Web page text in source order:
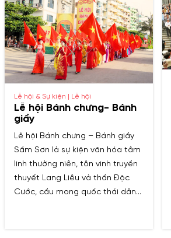
Lễ hội & Sự kiện | Lễ hội
Lễ hội Bánh chưng- Bánh
giầy
Lễ hội Bánh chưng – Bánh giầy
Sầm Sơn là sự kiện văn hóa tâm
linh thường niên, tôn vinh truyền
thuyết Lang Liêu và thần Độc
Cước, cầu mong quốc thái dân